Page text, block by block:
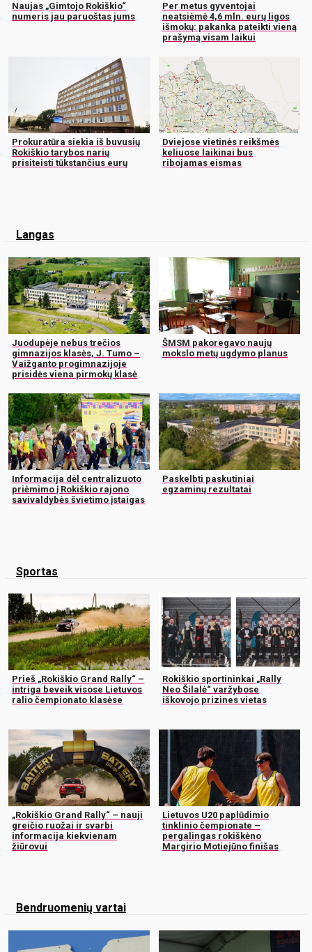
Naujas „Gimtojo Rokiškio“
numeris jau paruoštas jums
Per metus gyventojai
neatsiėmė 4,6 mln. eurų ligos
išmokų: pakanka pateikti vieną
prašymą visam laikui
Prokuratūra siekia iš buvusių
Rokiškio tarybos narių
prisiteisti tūkstančius eurų
Dviejose vietinės reikšmės
keliuose laikinai bus
ribojamas eismas
Langas
Juodupėje nebus trečios
gimnazijos klasės, J. Tumo –
Vaižganto progimnazijoje
prisidės viena pirmokų klasė
ŠMSM pakoregavo naujų
mokslo metų ugdymo planus
Informacija dėl centralizuoto
priėmimo į Rokiškio rajono
savivaldybės švietimo įstaigas
Paskelbti paskutiniai
egzaminų rezultatai
Sportas
Prieš „Rokiškio Grand Rally“ –
intriga beveik visose Lietuvos
ralio čempionato klasėse
Rokiškio sportininkai „Rally
Neo Šilalė“ varžybose
iškovojo prizines vietas
„Rokiškio Grand Rally“ – nauji
greičio ruožai ir svarbi
informacija kiekvienam
žiūrovui
Lietuvos U20 paplūdimio
tinklinio čempionate –
pergalingas rokiškėno
Margirio Motiejūno finišas
Bendruomenių vartai